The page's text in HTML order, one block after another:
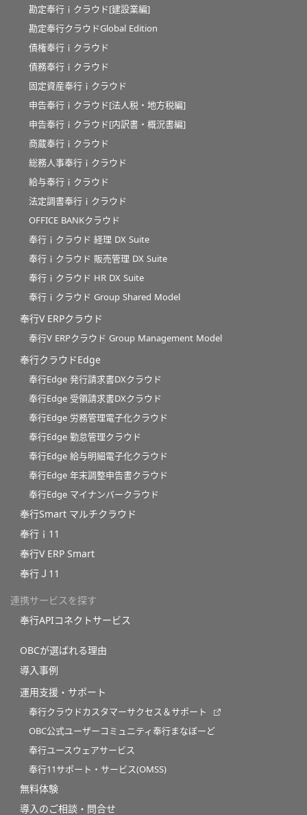
勘定奉行ｉクラウド[建設業編]
勘定奉行クラウドGlobal Edition
債権奉行ｉクラウド
債務奉行ｉクラウド
固定資産奉行ｉクラウド
申告奉行ｉクラウド[法人税・地方税編]
申告奉行ｉクラウド[内訳書・概況書編]
商蔵奉行ｉクラウド
総務人事奉行ｉクラウド
給与奉行ｉクラウド
法定調書奉行ｉクラウド
OFFICE BANKクラウド
奉行ｉクラウド 経理 DX Suite
奉行ｉクラウド 販売管理 DX Suite
奉行ｉクラウド HR DX Suite
奉行ｉクラウド Group Shared Model
奉行V ERPクラウド
奉行V ERPクラウド Group Management Model
奉行クラウドEdge
奉行Edge 発行請求書DXクラウド
奉行Edge 受領請求書DXクラウド
奉行Edge 労務管理電子化クラウド
奉行Edge 勤怠管理クラウド
奉行Edge 給与明細電子化クラウド
奉行Edge 年末調整申告書クラウド
奉行Edge マイナンバークラウド
奉行Smart マルチクラウド
奉行ｉ11
奉行V ERP Smart
奉行Ｊ11
連携サービスを探す
奉行APIコネクトサービス
OBCが選ばれる理由
導入事例
運用支援・サポート
奉行クラウドカスタマーサクセス＆サポート
OBC公式ユーザーコミュニティ奉行まなぼーど
奉行ユースウェアサービス
奉行11サポート・サービス(OMSS)
無料体験
導入のご相談・問合せ